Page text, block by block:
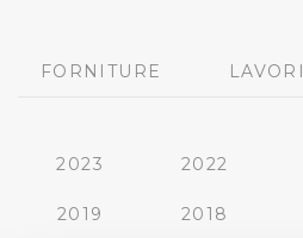
FORNITURE LAVORI
2023 2022
2019 2018